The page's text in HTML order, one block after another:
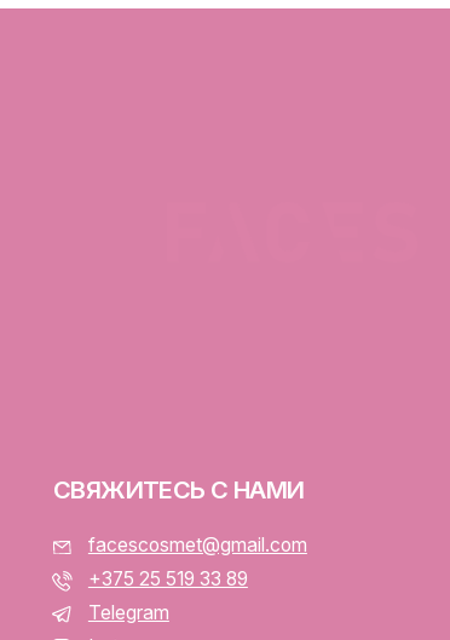
ООО
Интернет-
Беларусь
Доставка и оплата
Публичная оферта